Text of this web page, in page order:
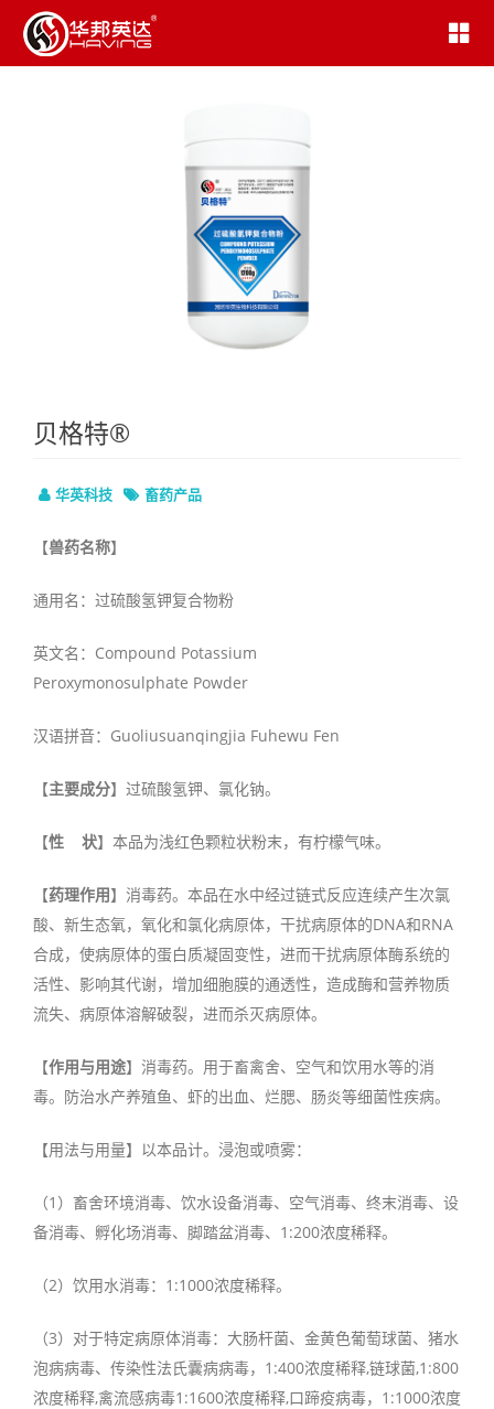
贝格特®
华英科技 畜药产品
【兽药名称】
通用名：过硫酸氢钾复合物粉
英文名：Compound Potassium
Peroxymonosulphate Powder
汉语拼音：Guoliusuanqingjia Fuhewu Fen
【主要成分】过硫酸氢钾、氯化钠。
【性 状】本品为浅红色颗粒状粉末，有柠檬气味。
【药理作用】消毒药。本品在水中经过链式反应连续产生次氯
酸、新生态氧，氧化和氯化病原体，干扰病原体的DNA和RNA
合成，使病原体的蛋白质凝固变性，进而干扰病原体酶系统的
活性、影响其代谢，增加细胞膜的通透性，造成酶和营养物质
流失、病原体溶解破裂，进而杀灭病原体。
【作用与用途】消毒药。用于畜禽舍、空气和饮用水等的消
毒。防治水产养殖鱼、虾的出血、烂腮、肠炎等细菌性疾病。
【用法与用量】以本品计。浸泡或喷雾：
（1）畜舍环境消毒、饮水设备消毒、空气消毒、终末消毒、设
备消毒、孵化场消毒、脚踏盆消毒、1:200浓度稀释。
（2）饮用水消毒：1:1000浓度稀释。
（3）对于特定病原体消毒：大肠杆菌、金黄色葡萄球菌、猪水
泡病病毒、传染性法氏囊病病毒，1:400浓度稀释,链球菌,1:800
浓度稀释,禽流感病毒1:1600浓度稀释,口蹄疫病毒，1:1000浓度